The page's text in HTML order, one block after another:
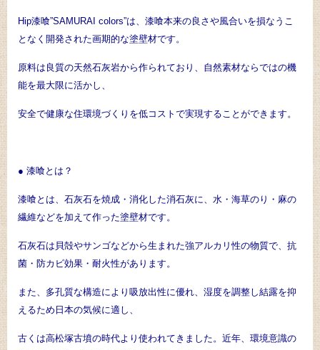
Hip漆喰”SAMURAI colors”は、漆喰本来の良さや風合いを損なうこ
となく開発された画期的な塗壁材です。
原料は良質の天然石灰岩から作られており、自然素材ならではの機
能を最大限に活かし、
安全で健康な住環境づくりを低コストで実現することができます。
● 漆喰とは？
漆喰とは、石灰石を焼成・消化した消石灰に、水・海草のり・麻の
繊維などを加えて作った塗壁材です。
石灰石は貝殻やサンゴなどから生まれた強アルカリ性の物質で、抗
菌・防カビ効果・耐火性があります。
また、多孔質な構造により吸放出性に優れ、湿度を調整し結露を抑
えるため日本の気候に適し、
古くは高松塚古墳の時代より使われてきました。近年、環境意識の